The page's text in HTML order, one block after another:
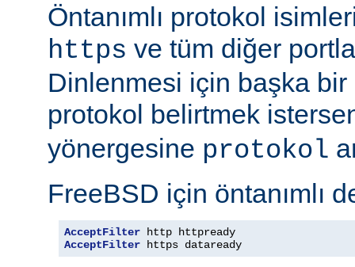
Öntanımlı protokol
https ve tüm diğer
Dinlenmesi için başka
protokol belirtmek
yönergesine protokol
FreeBSD için öntanımlı
AcceptFilter
AcceptFilter https dataready